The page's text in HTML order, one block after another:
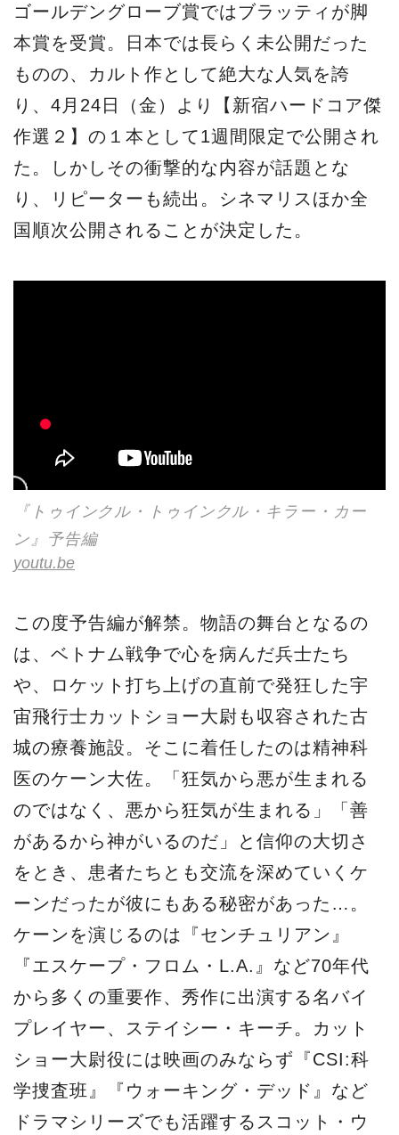
ゴールデングローブ賞ではブラッティが脚
本賞を受賞。日本では長らく未公開だった
ものの、カルト作として絶大な人気を誇
り、4月24日（金）より【新宿ハードコア傑
作選２】の１本として1週間限定で公開され
た。しかしその衝撃的な内容が話題とな
り、リピーターも続出。シネマリスほか全
国順次公開されることが決定した。
『トゥインクル・トゥインクル・キラー・カー
ン』予告編
youtu.be
この度予告編が解禁。物語の舞台となるの
は、ベトナム戦争で心を病んだ兵士たち
や、ロケット打ち上げの直前で発狂した宇
宙飛行士カットショー大尉も収容された古
城の療養施設。そこに着任したのは精神科
医のケーン大佐。「狂気から悪が生まれる
のではなく、悪から狂気が生まれる」「善
があるから神がいるのだ」と信仰の大切さ
をとき、患者たちとも交流を深めていくケ
ーンだったが彼にもある秘密があった…。
ケーンを演じるのは『センチュリアン』
『エスケープ・フロム・L.A.』など70年代
から多くの重要作、秀作に出演する名バイ
プレイヤー、ステイシー・キーチ。カット
ショー大尉役には映画のみならず『CSI:科
学捜査班』『ウォーキング・デッド』など
ドラマシリーズでも活躍するスコット・ウ